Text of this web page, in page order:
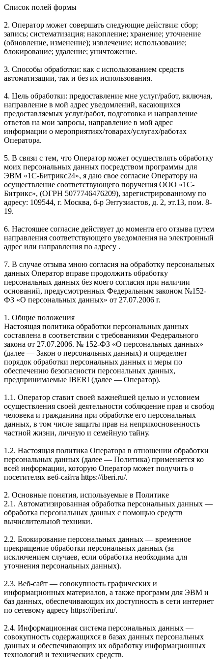
Список полей формы
2. Оператор может совершать следующие действия: сбор;
запись; систематизация; накопление; хранение; уточнение
(обновление, изменение); извлечение; использование;
блокирование; удаление; уничтожение.
3. Способы обработки: как с использованием средств
автоматизации, так и без их использования.
4. Цель обработки: предоставление мне услуг/работ, включая,
направление в мой адрес уведомлений, касающихся
предоставляемых услуг/работ, подготовка и направление
ответов на мои запросы, направление в мой адрес
информации о мероприятиях/товарах/услугах/работах
Оператора.
5. В связи с тем, что Оператор может осуществлять обработку
моих персональных данных посредством программы для
ЭВМ «1С-Битрикс24», я даю свое согласие Оператору на
осуществление соответствующего поручения ООО «1С-
Битрикс», (ОГРН 5077746476209), зарегистрированному по
адресу: 109544, г. Москва, б-р Энтузиастов, д. 2, эт.13, пом. 8-
19.
6. Настоящее согласие действует до момента его отзыва путем
направления соответствующего уведомления на электронный
адрес или направления по адресу .
7. В случае отзыва мною согласия на обработку персональных
данных Оператор вправе продолжить обработку
персональных данных без моего согласия при наличии
оснований, предусмотренных Федеральным законом №152-
ФЗ «О персональных данных» от 27.07.2006 г.
1. Общие положения
Настоящая политика обработки персональных данных
составлена в соответствии с требованиями Федерального
закона от 27.07.2006. № 152-ФЗ «О персональных данных»
(далее — Закон о персональных данных) и определяет
порядок обработки персональных данных и меры по
обеспечению безопасности персональных данных,
предпринимаемые IBERI (далее — Оператор).
1.1. Оператор ставит своей важнейшей целью и условием
осуществления своей деятельности соблюдение прав и свобод
человека и гражданина при обработке его персональных
данных, в том числе защиты прав на неприкосновенность
частной жизни, личную и семейную тайну.
1.2. Настоящая политика Оператора в отношении обработки
персональных данных (далее — Политика) применяется ко
всей информации, которую Оператор может получить о
посетителях веб-сайта https://iberi.ru/.
2. Основные понятия, используемые в Политике
2.1. Автоматизированная обработка персональных данных —
обработка персональных данных с помощью средств
вычислительной техники.
2.2. Блокирование персональных данных — временное
прекращение обработки персональных данных (за
исключением случаев, если обработка необходима для
уточнения персональных данных).
2.3. Веб-сайт — совокупность графических и
информационных материалов, а также программ для ЭВМ и
баз данных, обеспечивающих их доступность в сети интернет
по сетевому адресу https://iberi.ru/.
2.4. Информационная система персональных данных —
совокупность содержащихся в базах данных персональных
данных и обеспечивающих их обработку информационных
технологий и технических средств.